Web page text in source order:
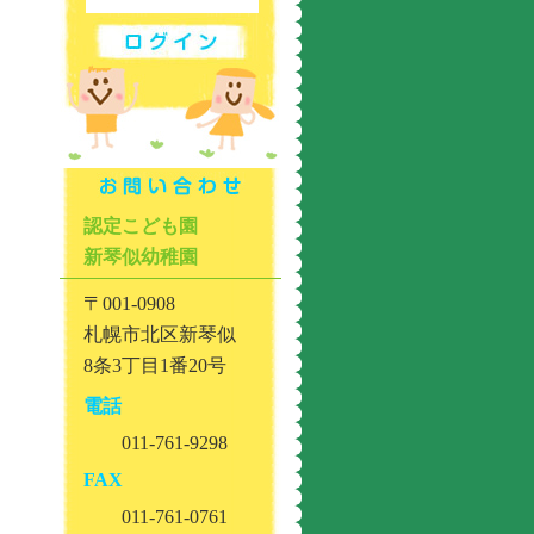
認定こども園
新琴似幼稚園
〒001-0908
札幌市北区新琴似
8条3丁目1番20号
電話
011-761-9298
FAX
011-761-0761